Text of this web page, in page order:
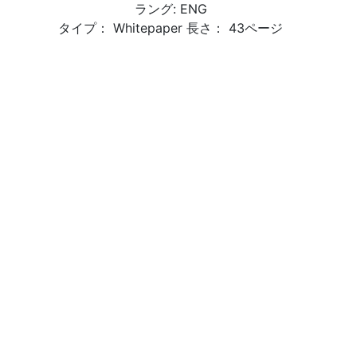
ラング: ENG
タイプ： Whitepaper 長さ： 43ページ